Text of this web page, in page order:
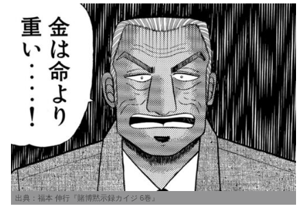
出典：福本 伸行『賭博黙示録カイジ 6巻』